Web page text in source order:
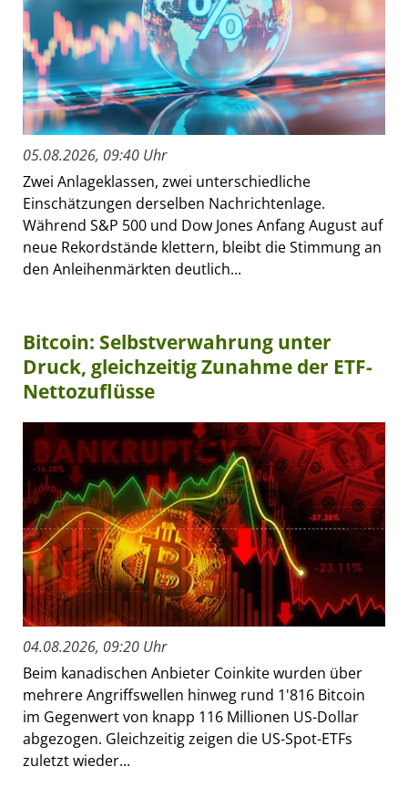
05.08.2026, 09:40 Uhr
Zwei Anlageklassen, zwei unterschiedliche
Einschätzungen derselben Nachrichtenlage.
Während S&P 500 und Dow Jones Anfang August auf
neue Rekordstände klettern, bleibt die Stimmung an
den Anleihenmärkten deutlich...
Bitcoin: Selbstverwahrung unter
Druck, gleichzeitig Zunahme der ETF-
Nettozuflüsse
04.08.2026, 09:20 Uhr
Beim kanadischen Anbieter Coinkite wurden über
mehrere Angriffswellen hinweg rund 1'816 Bitcoin
im Gegenwert von knapp 116 Millionen US-Dollar
abgezogen. Gleichzeitig zeigen die US-Spot-ETFs
zuletzt wieder...